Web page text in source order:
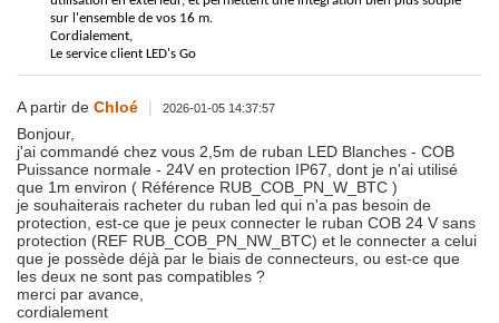
sur l'ensemble de vos 16 m.
Cordialement,
Le service client LED's Go
A partir de Chloé | 2026-01-05 14:37:57
Bonjour,
j'ai commandé chez vous 2,5m de ruban LED Blanches - COB
Puissance normale - 24V en protection IP67, dont je n'ai utilisé
que 1m environ ( Référence RUB_COB_PN_W_BTC )
je souhaiterais racheter du ruban led qui n'a pas besoin de
protection, est-ce que je peux connecter le ruban COB 24 V sans
protection (REF RUB_COB_PN_NW_BTC) et le connecter a celui
que je possède déjà par le biais de connecteurs, ou est-ce que
les deux ne sont pas compatibles ?
merci par avance,
cordialement